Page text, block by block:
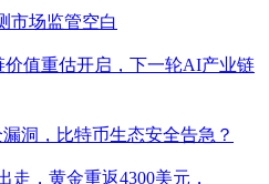
市场监管空白
值重估开启，下一轮AI产业链
洞，比特币生态安全告急？
，黄金重返4300美元，